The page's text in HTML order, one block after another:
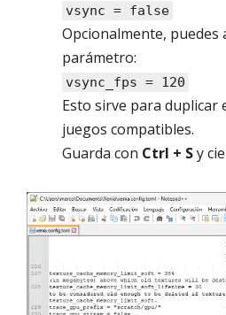
vsync = false
Opcionalmente,
parámetro:
vsync_fps = 120
Esto sirve para duplicar
juegos compatibles.
Guarda con Ctrl + Sy